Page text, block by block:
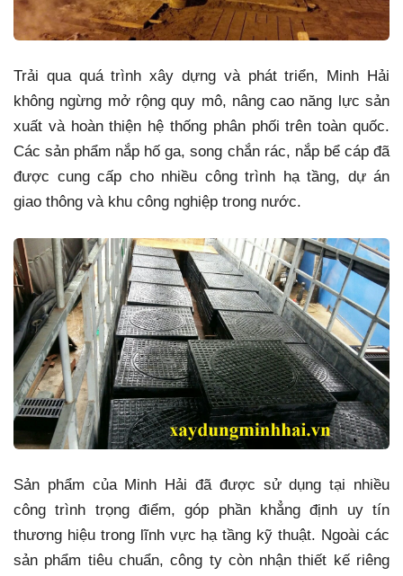
Trải qua quá trình xây dựng và phát triển, Minh Hải
không ngừng mở rộng quy mô, nâng cao năng lực sản
xuất và hoàn thiện hệ thống phân phối trên toàn quốc.
Các sản phẩm nắp hố ga, song chắn rác, nắp bể cáp đã
được cung cấp cho nhiều công trình hạ tầng, dự án
giao thông và khu công nghiệp trong nước.
Sản phẩm của Minh Hải đã được sử dụng tại nhiều
công trình trọng điểm, góp phần khẳng định uy tín
thương hiệu trong lĩnh vực hạ tầng kỹ thuật. Ngoài các
sản phẩm tiêu chuẩn, công ty còn nhận thiết kế riêng